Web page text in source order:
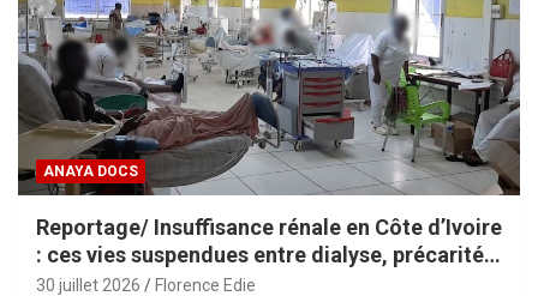
ANAYA DOCS
Reportage/ Insuffisance rénale en Côte d’Ivoire
: ces vies suspendues entre dialyse, précarité
et espoir
30 juillet 2026 Florence Edie